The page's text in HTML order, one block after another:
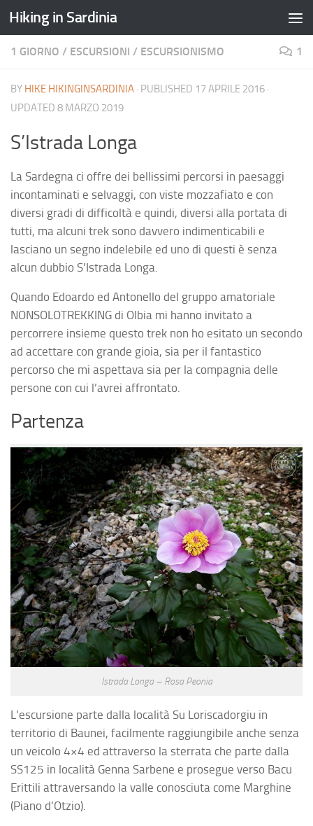
Hiking in Sardinia
1 GIORNO / ESCURSIONI / ESCURSIONISMO 1
BY HIKE HIKINGINSARDINIA · PUBLISHED 17 APRILE 2016 ·
UPDATED 8 MARZO 2019
S’Istrada Longa
La Sardegna ci offre dei bellissimi percorsi in paesaggi
incontaminati e selvaggi, con viste mozzafiato e con
diversi gradi di difficoltà e quindi, diversi alla portata di
tutti, ma alcuni trek sono davvero indimenticabili e
lasciano un segno indelebile ed uno di questi è senza
alcun dubbio S’Istrada Longa.
Quando Edoardo ed Antonello del gruppo amatoriale
NONSOLOTREKKING di Olbia mi hanno invitato a
percorrere insieme questo trek non ho esitato un secondo
ad accettare con grande gioia, sia per il fantastico
percorso che mi aspettava sia per la compagnia delle
persone con cui l’avrei affrontato.
Partenza
Istrada Longa – Rosa Peonia
L’escursione parte dalla località Su Loriscadorgiu in
territorio di Baunei, facilmente raggiungibile anche senza
un veicolo 4×4 ed attraverso la sterrata che parte dalla
SS125 in località Genna Sarbene e prosegue verso Bacu
Erittili attraversando la valle conosciuta come Marghine
(Piano d’Otzio).